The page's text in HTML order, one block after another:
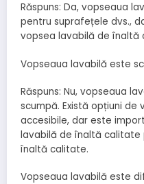
Răspuns: Da, vopseaua
pentru suprafețele dvs.,
vopsea lavabilă de înaltă
Vopseaua lavabilă este
Răspuns: Nu, vopseaua
scumpă. Există opțiuni
accesibile, dar este
lavabilă de înaltă calitate
înaltă calitate.
Vopseaua lavabilă este